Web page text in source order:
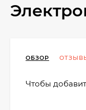
ОБЗОР
Чтобы